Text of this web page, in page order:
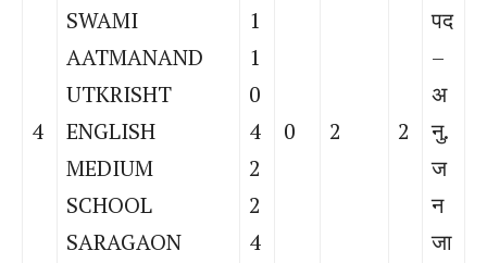
4
SWAMI
AATMANAND
UTKRISHT
ENGLISH
MEDIUM
SCHOOL
SARAGAON
1
1
0
4
2
2
4
0 2 2
पद
–
अ
नु.
ज
न
जा